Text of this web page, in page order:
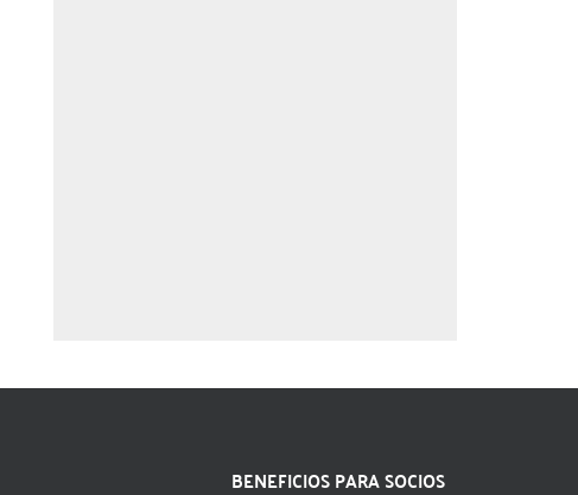
BENEFICIOS PARA SOCIOS